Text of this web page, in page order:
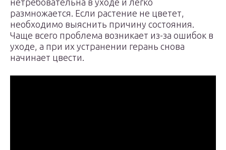
нетребовательна в уходе и легко
размножается. Если растение не цветет,
необходимо выяснить причину состояния.
Чаще всего проблема возникает из-за ошибок в
уходе, а при их устранении герань снова
начинает цвести.